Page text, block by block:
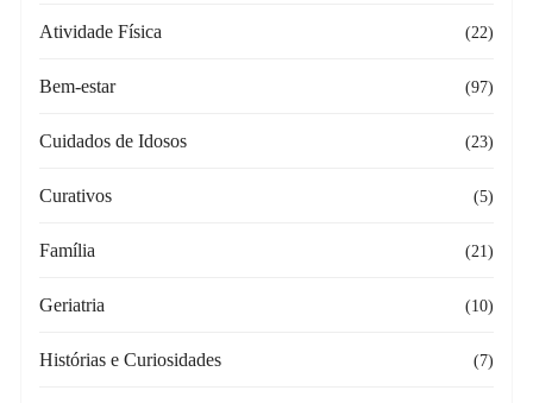
Atividade Física (22)
Bem-estar (97)
Cuidados de Idosos (23)
Curativos (5)
Família (21)
Geriatria (10)
Histórias e Curiosidades (7)